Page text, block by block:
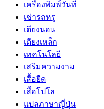
เครื่องพิมพ์วันที่
เช่ารถหรู
เตียงนอน
เตียงเหล็ก
เทคโนโลยี
เสริมความงาม
เสื้อยืด
เสื้อโปโล
แปลภาษาญี่ปุ่น